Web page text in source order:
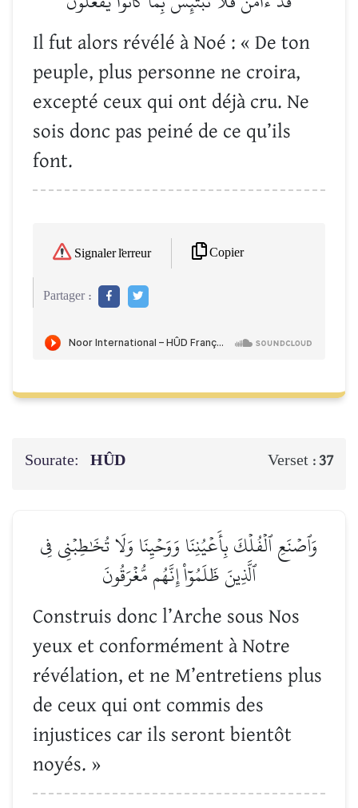
Il fut alors révélé à Noé : « De ton
peuple, plus personne ne croira,
excepté ceux qui ont déjà cru. Ne
sois donc pas peiné de ce qu’ils
font.
Signaler l'erreur Copier
Partager :
Sourate: HÛD Verset :37
وَٱصۡنَعِ ٱلۡفُلۡكَ بِأَعۡيُنِنَا وَوَحۡيِنَا وَلَا تُخَٰطِبۡنِي فِي
ٱلَّذِينَ ظَلَمُوٓاْ إِنَّهُم مُّغۡرَقُونَ
Construis donc l’Arche sous Nos
yeux et conformément à Notre
révélation, et ne M’entretiens plus
de ceux qui ont commis des
injustices car ils seront bientôt
noyés. »